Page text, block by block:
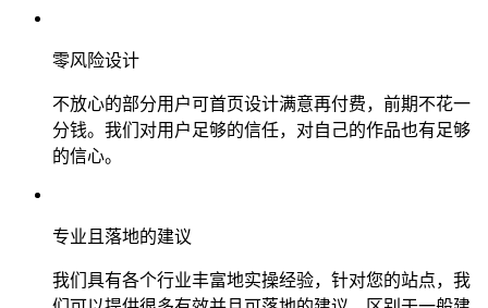
零风险设计
不放心的部分用户可首页设计满意再付费，前期不花一
分钱。我们对用户足够的信任，对自己的作品也有足够
的信心。
专业且落地的建议
我们具有各个行业丰富地实操经验，针对您的站点，我